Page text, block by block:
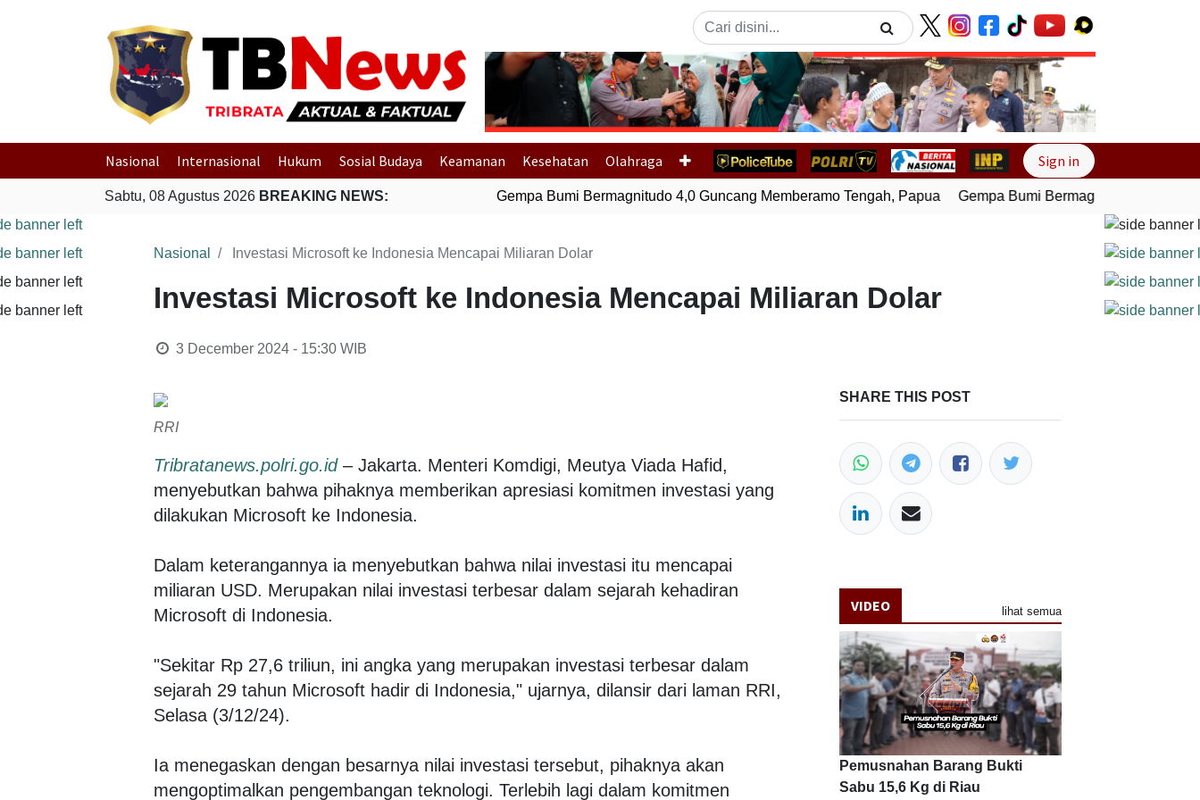
Previous Next
Nasional Internasional Hukum Sosial Budaya Keamanan Kesehatan Olahraga Sign in
Sabtu, 08 Agustus 2026 BREAKING NEWS: Gempa Bumi Bermagnitudo 4,0 Guncang Memberamo Tengah, Papua Gempa Bumi Bermagnitudo 4,0
Nasional Investasi Microsoft ke Indonesia Mencapai Miliaran Dolar
Investasi Microsoft ke Indonesia Mencapai Miliaran Dolar
3 December 2024 - 15:30WIB
RRI
Tribratanews.polri.go.id– Jakarta. Menteri Komdigi, Meutya Viada Hafid,
menyebutkan bahwa pihaknya memberikan apresiasi komitmen investasi yang
dilakukan Microsoft ke Indonesia.
Dalam keterangannya ia menyebutkan bahwa nilai investasi itu mencapai
miliaran USD. Merupakan nilai investasi terbesar dalam sejarah kehadiran
Microsoft di Indonesia.
"Sekitar Rp 27,6 triliun, ini angka yang merupakan investasi terbesar dalam
sejarah 29 tahun Microsoft hadir di Indonesia," ujarnya, dilansir dari laman RRI,
Selasa (3/12/24).
Ia menegaskan dengan besarnya nilai investasi tersebut, pihaknya akan
mengoptimalkan pengembangan teknologi. Terlebih lagi dalam komitmen
SHARE THIS POST
VIDEO lihat semua
Pemusnahan Barang Bukti
Sabu 15,6 Kg di Riau